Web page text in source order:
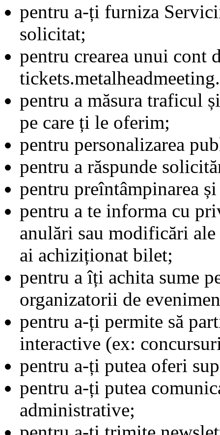
pentru a-ți furniza
solicitat;
pentru crearea unui cont
pentru a măsura traficul
pe care ți le oferim;
pentru personalizarea
pentru a răspunde
pentru preîntâmpinarea
pentru a te informa cu
anulări sau modificări
ai achiziționat bilet;
pentru a îți achita sume
organizatorii de
pentru a-ți permite să
interactive (ex:
pentru a-ți putea oferi
pentru a-ți putea
administrative;